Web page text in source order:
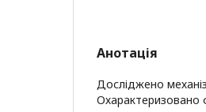
Анотація
Досліджено
Охарактеризовано